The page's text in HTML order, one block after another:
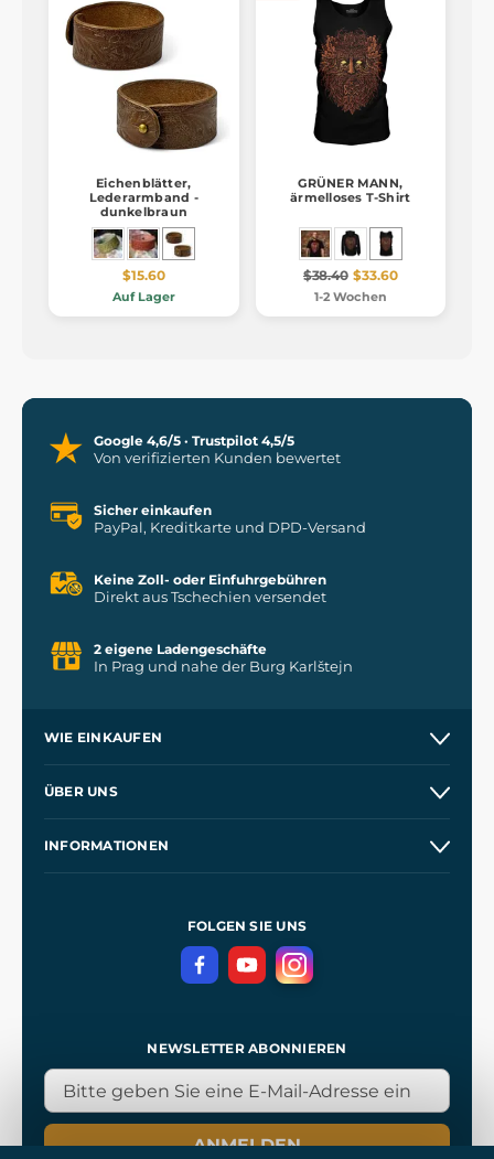
Eichenblätter,
Lederarmband -
dunkelbraun
$15.60
Auf Lager
GRÜNER MANN,
ärmelloses T-Shirt
$38.40 $33.60
1-2 Wochen
Google 4,6/5 · Trustpilot 4,5/5
Von verifizierten Kunden bewertet
Sicher einkaufen
PayPal, Kreditkarte und DPD-Versand
Keine Zoll- oder Einfuhrgebühren
Direkt aus Tschechien versendet
2 eigene Ladengeschäfte
In Prag und nahe der Burg Karlštejn
WIE EINKAUFEN
Kontakt
ÜBER UNS
INFORMATIONEN
DatenschutzerklärungFOLGEN SIE UNS
NEWSLETTER ABONNIEREN
ANMELDEN